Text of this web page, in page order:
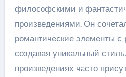
философскими и
произведениями. Он
романтические элементы с
создавая уникальный
произведениях часто